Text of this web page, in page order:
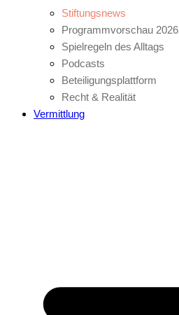
Stiftungsnews
Programmvorschau 2026
Spielregeln des Alltags
Podcasts
Beteiligungsplattform
Recht & Realität
Vermittlung